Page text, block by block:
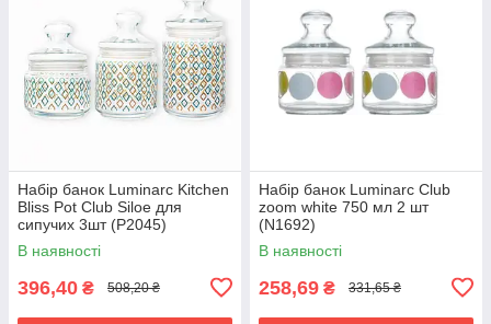
Набір банок Luminarc Kitchen
Bliss Pot Club Siloe для
сипучих 3шт (P2045)
В наявності
396,40 ₴ 508,20 ₴
Набір банок Luminarc Club
zoom white 750 мл 2 шт
(N1692)
В наявності
258,69 ₴ 331,65 ₴